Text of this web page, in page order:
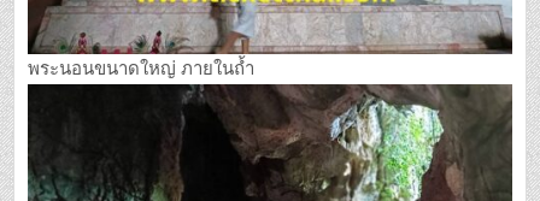
พระนอนขนาดใหญ่ ภายในถ้ำ